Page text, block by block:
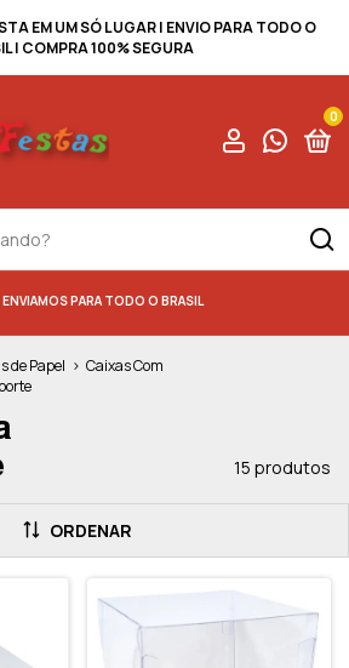
EM UM SÓ LUGAR | ENVIO PARA TODO O
| COMPRA 100% SEGURA
0
ENVIAMOS PARA TODO O BRASIL
de Papel > Caixas Com
15 produtos
ORDENAR